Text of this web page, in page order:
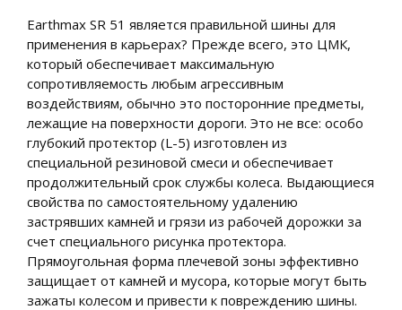
Earthmax SR 51 является правильной шины для
применения в карьерах? Прежде всего, это ЦМК,
который обеспечивает максимальную
сопротивляемость любым агрессивным
воздействиям, обычно это посторонние предметы,
лежащие на поверхности дороги. Это не все: особо
глубокий протектор (L-5) изготовлен из
специальной резиновой смеси и обеспечивает
продолжительный срок службы колеса. Выдающиеся
свойства по самостоятельному удалению
застрявших камней и грязи из рабочей дорожки за
счет специального рисунка протектора.
Прямоугольная форма плечевой зоны эффективно
защищает от камней и мусора, которые могут быть
зажаты колесом и привести к повреждению шины.